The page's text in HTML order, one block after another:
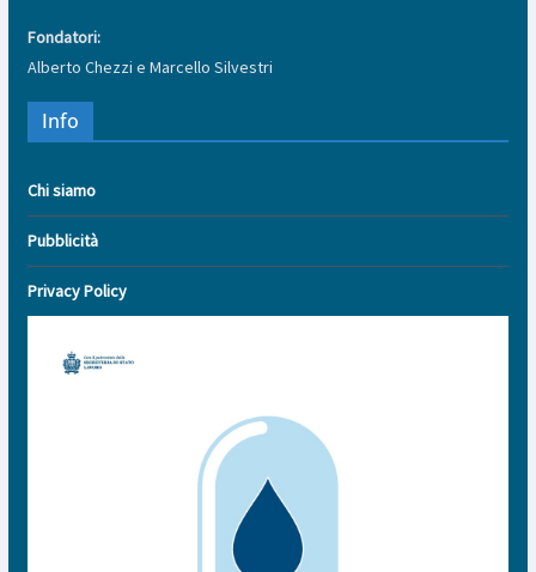
Fondatori:
Alberto Chezzi e Marcello Silvestri
Info
Chi siamo
Pubblicità
Privacy Policy